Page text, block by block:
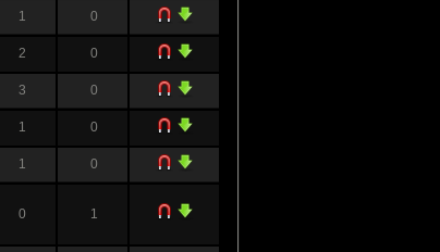
1 0
2 0
3 0
1 0
1 0
0 1